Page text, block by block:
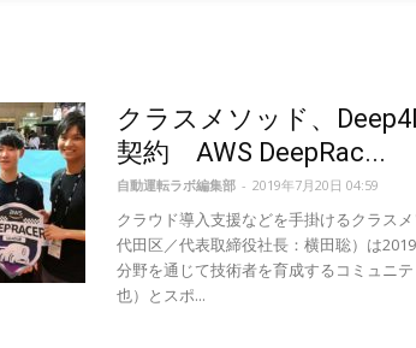
クラスメソッド、
契約 AWS DeepRac...
自動運転ラボ編集部 - 2019年7月20日 04:59
クラウド導入支援などを手掛けるクラス
代田区／代表取締役社長：横田聡）は
分野を通じて技術者を育成するコミュニ
也）とスポ...